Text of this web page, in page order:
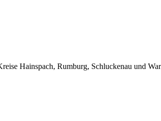
Hainspach, Rumburg, Schluckenau und